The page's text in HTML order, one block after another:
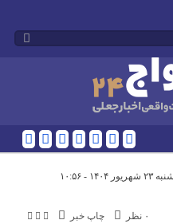
- ۱۰:۵۶
چاپ خبر ۰ نظر